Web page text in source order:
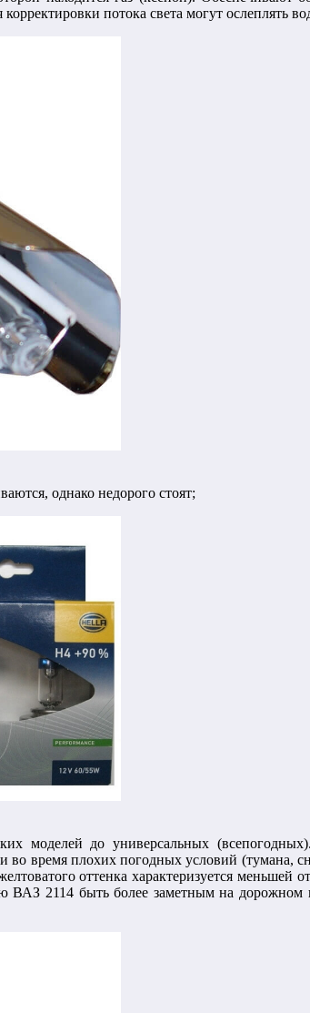
потока света могут ослеплять
однако недорого стоят;
моделей до универсальных
время плохих погодных условий (тумана,
оттенка характеризуется меньшей
2114 быть более заметным на